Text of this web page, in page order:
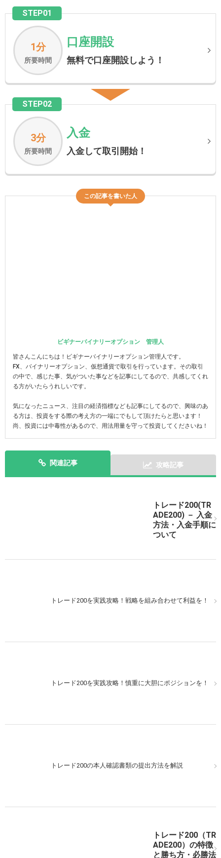
STEP01
1分
所要時間
口座開設
無料で口座開設しよう！
STEP02
3分
所要時間
入金
入金して取引開始！
この記事を書いた人
ビギナーバイナリーオプション 管理人
皆さんこんにちは！ビギナーバイナリーオプション管理人です。
FX、バイナリーオプション、仮想通貨で取引を行っています。その取引
の中で、感じた事、気がついた事などを記事にしてるので、共感してくれ
る方がいたらうれしいです。
気になったニュース、注目の経済指標なども記事にしてるので、興味のあ
る方は、投資をする際の考え方の一端にでもして頂けたらと思います！
尚、投資には中毒性があるので、用法用量を守って投資してくださいね！
関連記事 攻略記事
トレード200(TR
ADE200) － 入金
方法・入金手順に
ついて
トレード200を実践攻略！戦略を組み合わせて利益を！
トレード200を実践攻略！慎重に大胆にポジションを！
トレード200の本人確認書類の提出方法を解説
トレード200（TR
ADE200）の特徴
と勝ち方・必勝法
トレード200（TRADE200）で簡単な実戦取引をしてみ
トレード200（TRADE200）での実戦取引CCIの動きに目
星をつけよう！
トレード200（TRADE200）を夕方から狙う！簡単な予
測を利用してみよう！
トレード200（TRADE200）で実戦取引！勝ちに行くそ
の心意気！
トレード200（TRADE200）で実戦取引！200%のペイア